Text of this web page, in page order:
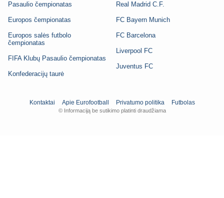
Pasaulio čempionatas
Europos čempionatas
Europos salės futbolo
čempionatas
FIFA Klubų Pasaulio čempionatas
Konfederacijų taurė
Real Madrid C.F.
FC Bayern Munich
FC Barcelona
Liverpool FC
Juventus FC
Kontaktai Apie Eurofootball Privatumo politika Futbolas
© Informaciją be sutikimo platinti draudžiama